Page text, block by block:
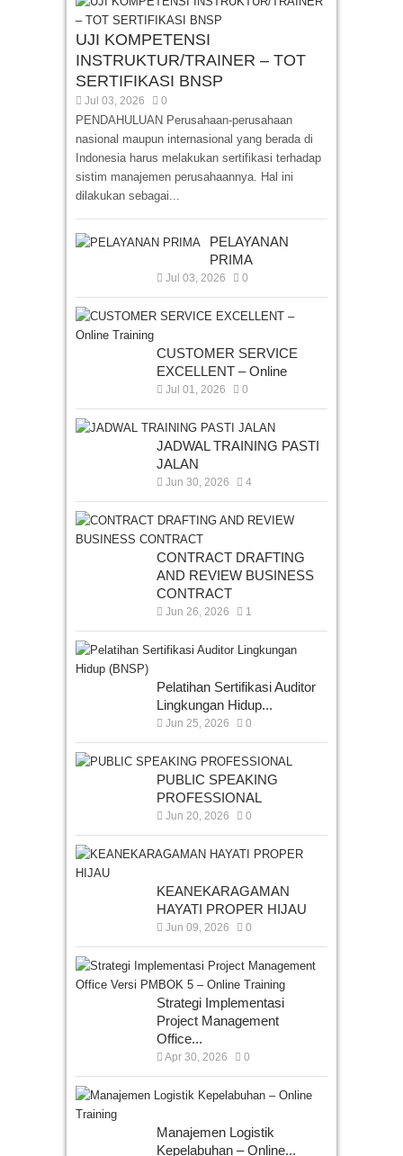
UJI KOMPETENSI
INSTRUKTUR/TRAINER – TOT
SERTIFIKASI BNSP
Jul 03, 2026 0
PENDAHULUAN Perusahaan-perusahaan
nasional maupun internasional yang berada di
Indonesia harus melakukan sertifikasi terhadap
sistim manajemen perusahaannya. Hal ini
dilakukan sebagai...
PELAYANAN
PRIMA
Jul 03, 2026 0
CUSTOMER SERVICE
EXCELLENT – Online
Jul 01, 2026 0
JADWAL TRAINING PASTI
JALAN
Jun 30, 2026 4
CONTRACT DRAFTING
AND REVIEW BUSINESS
CONTRACT
Jun 26, 2026 1
Pelatihan Sertifikasi Auditor
Lingkungan Hidup...
Jun 25, 2026 0
PUBLIC SPEAKING
PROFESSIONAL
Jun 20, 2026 0
KEANEKARAGAMAN
HAYATI PROPER HIJAU
Jun 09, 2026 0
Strategi Implementasi
Project Management
Office...
Apr 30, 2026 0
Manajemen Logistik
Kepelabuhan – Online...